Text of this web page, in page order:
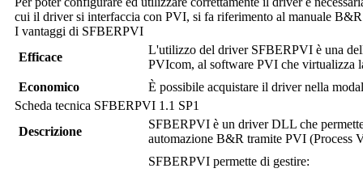
cui il driver si interfaccia con PVI, si fa riferimento al manuale
I vantaggi di SFBERPVI
Efficace
L'utilizzo del driver SFBERPVI è una
PVIcom, al software PVI che virtualizza
Economico
È possibile acquistare il driver nella
Scheda tecnica SFBERPVI 1.1 SP1
Descrizione
SFBERPVI è un driver DLL che
automazione B&R tramite PVI (Process
SFBERPVI permette di gestire: